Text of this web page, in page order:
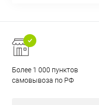
Более 1 000 пунктов
самовывоза по РФ